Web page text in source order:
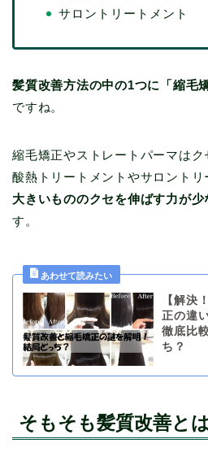
サロントリートメント
髪質改善方法の中の1つに「縮毛
ですね。
縮毛矯正やストレートパーマはク
酸熱トリートメントやサロントリ
大きいもののクセを伸ばす力が少
す。
【解決
正の違
徹底比
ち？
そもそも髪質改善と